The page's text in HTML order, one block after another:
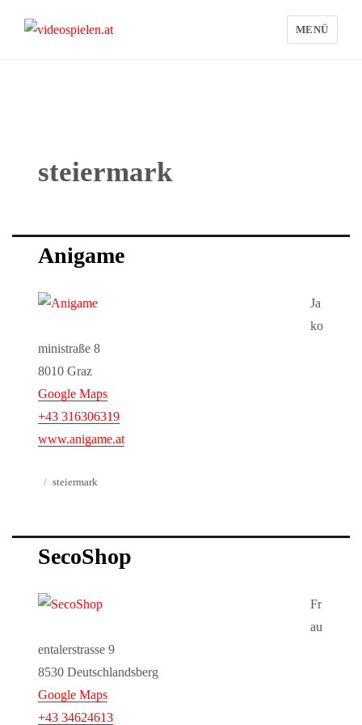
MENÜ
steiermark
Anigame
Ja
ko
ministraße 8
8010 Graz
Google Maps
+43 316306319
www.anigame.at
Veröffentlicht
Kategorien
steiermark
SecoShop
Fr
au
entalerstrasse 9
8530 Deutschlandsberg
Google Maps
+43 34624613